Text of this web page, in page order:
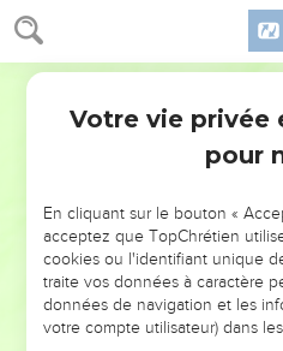
NE MANQUEZ
DE
ET SI LEURS ERREURS
Votre vie privée
pour
En cliquant sur le bouton «
acceptez que TopChrétien
cookies ou l'identifiant unique
traite vos données à caractère
données de navigation et les
votre compte utilisateur) dans